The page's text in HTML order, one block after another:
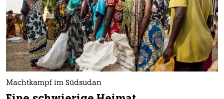
Machtkampf im Südsudan